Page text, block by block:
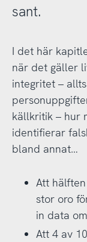
sant.
I det här
när det gäller
integritet –
källkritik – hur
identifierar
bland annat…
Att
stor oro
in data
Att 4 av